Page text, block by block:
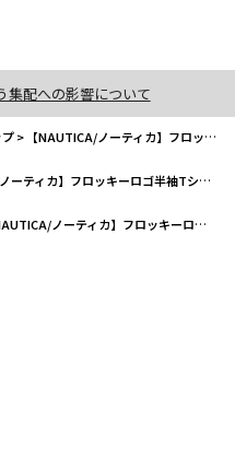
集配への影響について
> 【NAUTICA/ノーティカ】フロッキーロゴ半袖Tシャツ
ーティカ】フロッキーロゴ半袖Tシャツ
ノーティカ】フロッキーロゴ半袖Tシャツ